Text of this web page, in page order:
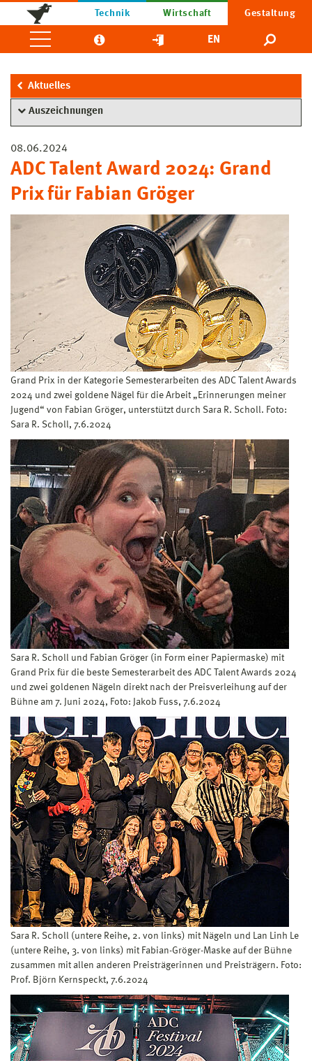
Technik Wirtschaft Gestaltung
EN
Aktuelles
Auszeichnungen
08.06.2024
ADC Talent Award 2024: Grand
Prix für Fabian Gröger
Grand Prix in der Kategorie Semesterarbeiten des ADC Talent Awards
2024 und zwei goldene Nägel für die Arbeit „Erinnerungen meiner
Jugend“ von Fabian Gröger, unterstützt durch Sara R. Scholl. Foto:
Sara R. Scholl, 7.6.2024
Sara R. Scholl und Fabian Gröger (in Form einer Papiermaske) mit
Grand Prix für die beste Semesterarbeit des ADC Talent Awards 2024
und zwei goldenen Nägeln direkt nach der Preisverleihung auf der
Bühne am 7. Juni 2024, Foto: Jakob Fuss, 7.6.2024
Sara R. Scholl (untere Reihe, 2. von links) mit Nägeln und Lan Linh Le
(untere Reihe, 3. von links) mit Fabian-Gröger-Maske auf der Bühne
zusammen mit allen anderen Preisträgerinnen und Preisträgern. Foto:
Prof. Björn Kernspeckt, 7.6.2024